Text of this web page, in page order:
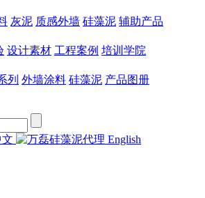
灰泥 质感外墙 硅藻泥 辅助产品
设计素材 工程案例 培训学院
列 外墙涂料 硅藻泥 产品图册
English